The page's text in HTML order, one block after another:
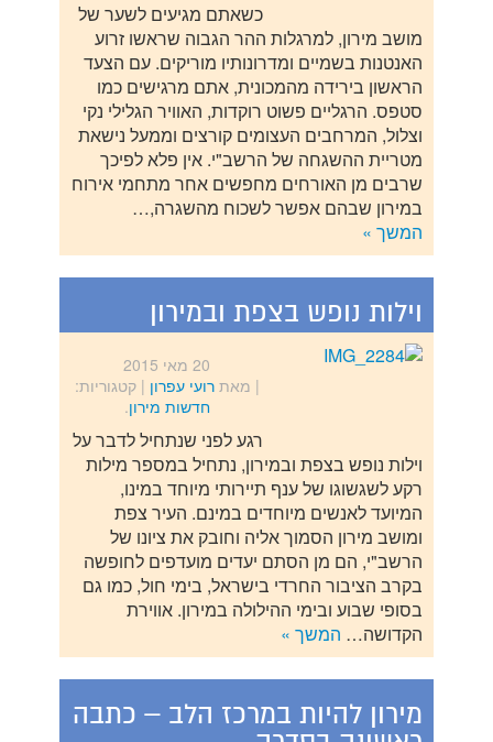
כשאתם מגיעים לשער של
מושב מירון, למרגלות ההר הגבוה שראשו זרוע
האנטנות בשמיים ומדרונותיו מוריקים. עם הצעד
הראשון בירידה מהמכונית, אתם מרגישים כמו
סטפס. הרגליים פשוט רוקדות, האוויר הגלילי נקי
וצלול, המרחבים העצומים קורצים וממעל נישאת
מטריית ההשגחה של הרשב"י. אין פלא לפיכך
שרבים מן האורחים מחפשים אחר מתחמי אירוח
במירון שבהם אפשר לשכוח מהשגרה,…
המשך »
וילות נופש בצפת ובמירון
20 מאי 2015
| מאתרועי עפרון |קטגוריות:
חדשות מירון.
רגע לפני שנתחיל לדבר על
וילות נופש בצפת ובמירון, נתחיל במספר מילות
רקע לשגשוגו של ענף תיירותי מיוחד במינו,
המיועד לאנשים מיוחדים במינם. העיר צפת
ומושב מירון הסמוך אליה וחובק את ציונו של
הרשב"י, הם מן הסתם יעדים מועדפים לחופשה
בקרב הציבור החרדי בישראל, בימי חול, כמו גם
בסופי שבוע ובימי ההילולה במירון. אווירת
הקדושה… המשך »
מירון להיות במרכז הלב – כתבה